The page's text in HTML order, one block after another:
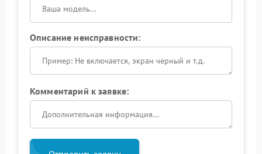
Описание неисправности:
Комментарий к заявке: